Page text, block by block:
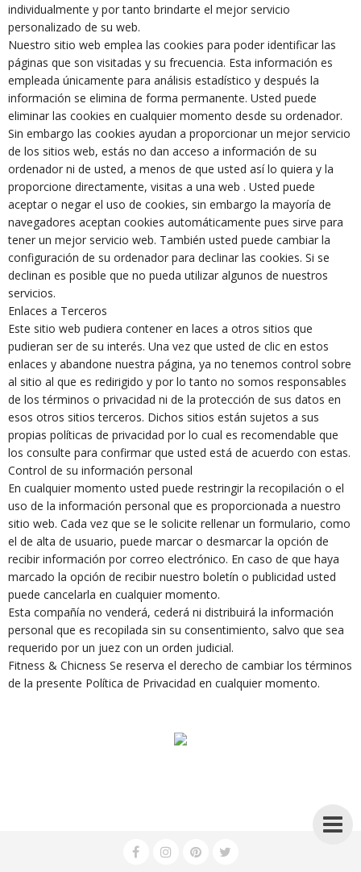
individualmente y por tanto brindarte el mejor servicio
personalizado de su web.
Nuestro sitio web emplea las cookies para poder identificar las
páginas que son visitadas y su frecuencia. Esta información es
empleada únicamente para análisis estadístico y después la
información se elimina de forma permanente. Usted puede
eliminar las cookies en cualquier momento desde su ordenador.
Sin embargo las cookies ayudan a proporcionar un mejor servicio
de los sitios web, estás no dan acceso a información de su
ordenador ni de usted, a menos de que usted así lo quiera y la
proporcione directamente, visitas a una web . Usted puede
aceptar o negar el uso de cookies, sin embargo la mayoría de
navegadores aceptan cookies automáticamente pues sirve para
tener un mejor servicio web. También usted puede cambiar la
configuración de su ordenador para declinar las cookies. Si se
declinan es posible que no pueda utilizar algunos de nuestros
servicios.
Enlaces a Terceros
Este sitio web pudiera contener en laces a otros sitios que
pudieran ser de su interés. Una vez que usted de clic en estos
enlaces y abandone nuestra página, ya no tenemos control sobre
al sitio al que es redirigido y por lo tanto no somos responsables
de los términos o privacidad ni de la protección de sus datos en
esos otros sitios terceros. Dichos sitios están sujetos a sus
propias políticas de privacidad por lo cual es recomendable que
los consulte para confirmar que usted está de acuerdo con estas.
Control de su información personal
En cualquier momento usted puede restringir la recopilación o el
uso de la información personal que es proporcionada a nuestro
sitio web. Cada vez que se le solicite rellenar un formulario, como
el de alta de usuario, puede marcar o desmarcar la opción de
recibir información por correo electrónico. En caso de que haya
marcado la opción de recibir nuestro boletín o publicidad usted
puede cancelarla en cualquier momento.
Esta compañía no venderá, cederá ni distribuirá la información
personal que es recopilada sin su consentimiento, salvo que sea
requerido por un juez con un orden judicial.
Fitness & Chicness Se reserva el derecho de cambiar los términos
de la presente Política de Privacidad en cualquier momento.